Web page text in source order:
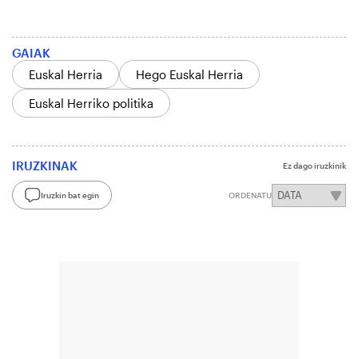
GAIAK
Euskal Herria
Hego Euskal Herria
Euskal Herriko politika
IRUZKINAK Ez dago iruzkinik
Iruzkin bat egin ORDENATU